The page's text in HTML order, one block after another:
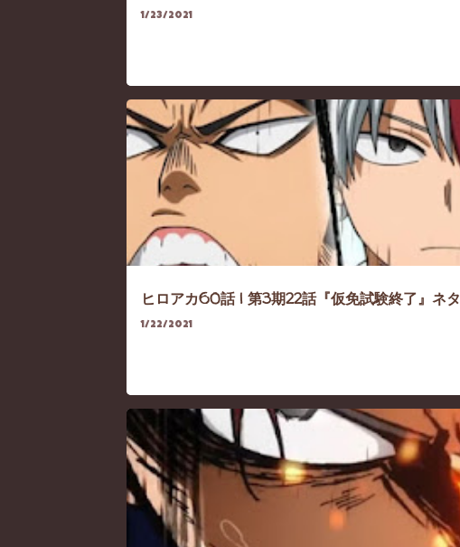
1/23/2021
ヒロアカ60話 | 第3期22話『仮免試験終了』ネ
1/22/2021
HEROACA HEROACA-SEASON3
HEROACA HEROACA-SEASON3